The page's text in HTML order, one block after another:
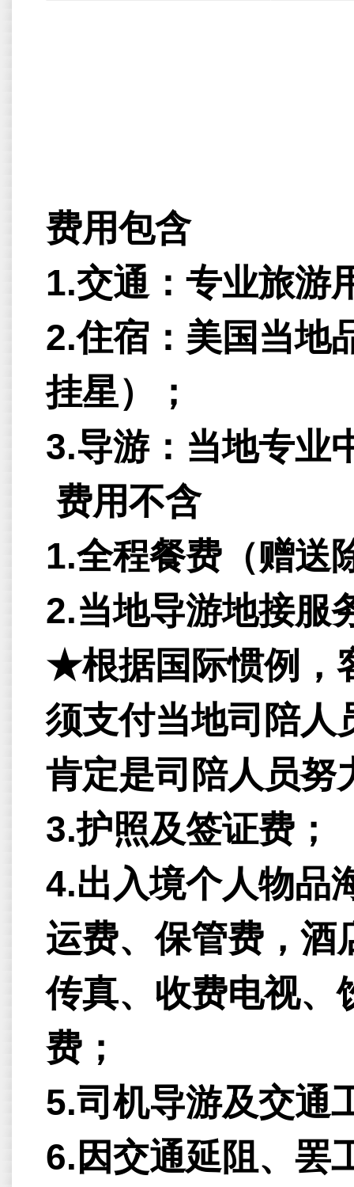
费用包含
1.交通：专业旅游
2.住宿：美国当地
挂星）；
3.导游：当地专业
费用不含
1.全程餐费（赠送
2.当地导游地接服
★根据国际惯例，
须支付当地司陪人
肯定是司陪人员努
3.护照及签证费；
4.出入境个人物品
运费、保管费，酒
传真、收费电视、
费；
5.司机导游及交通
6.因交通延阻、罢